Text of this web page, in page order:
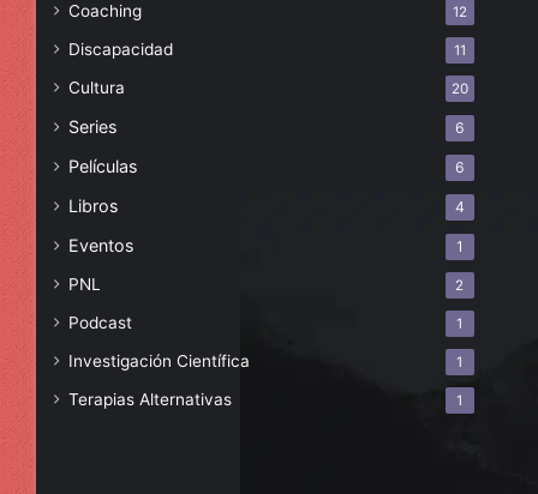
Coaching 12
Discapacidad 11
Cultura 20
Series 6
Películas 6
Libros 4
Eventos 1
PNL 2
Podcast 1
Investigación Científica 1
Terapias Alternativas 1